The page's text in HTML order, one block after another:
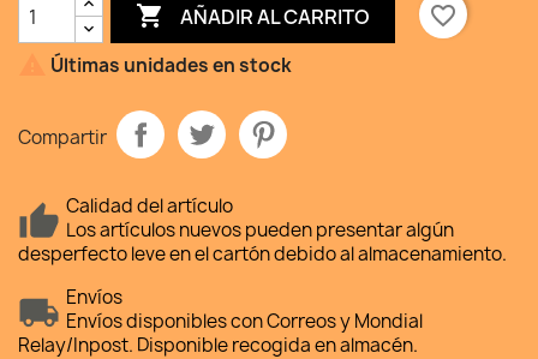
 AÑADIR AL CARRITO
favorite_border
Últimas unidades en stock
Compartir
Calidad del artículo
Los artículos nuevos pueden presentar algún
desperfecto leve en el cartón debido al almacenamiento.
Envíos
Envíos disponibles con Correos y Mondial
Relay/Inpost. Disponible recogida en almacén.